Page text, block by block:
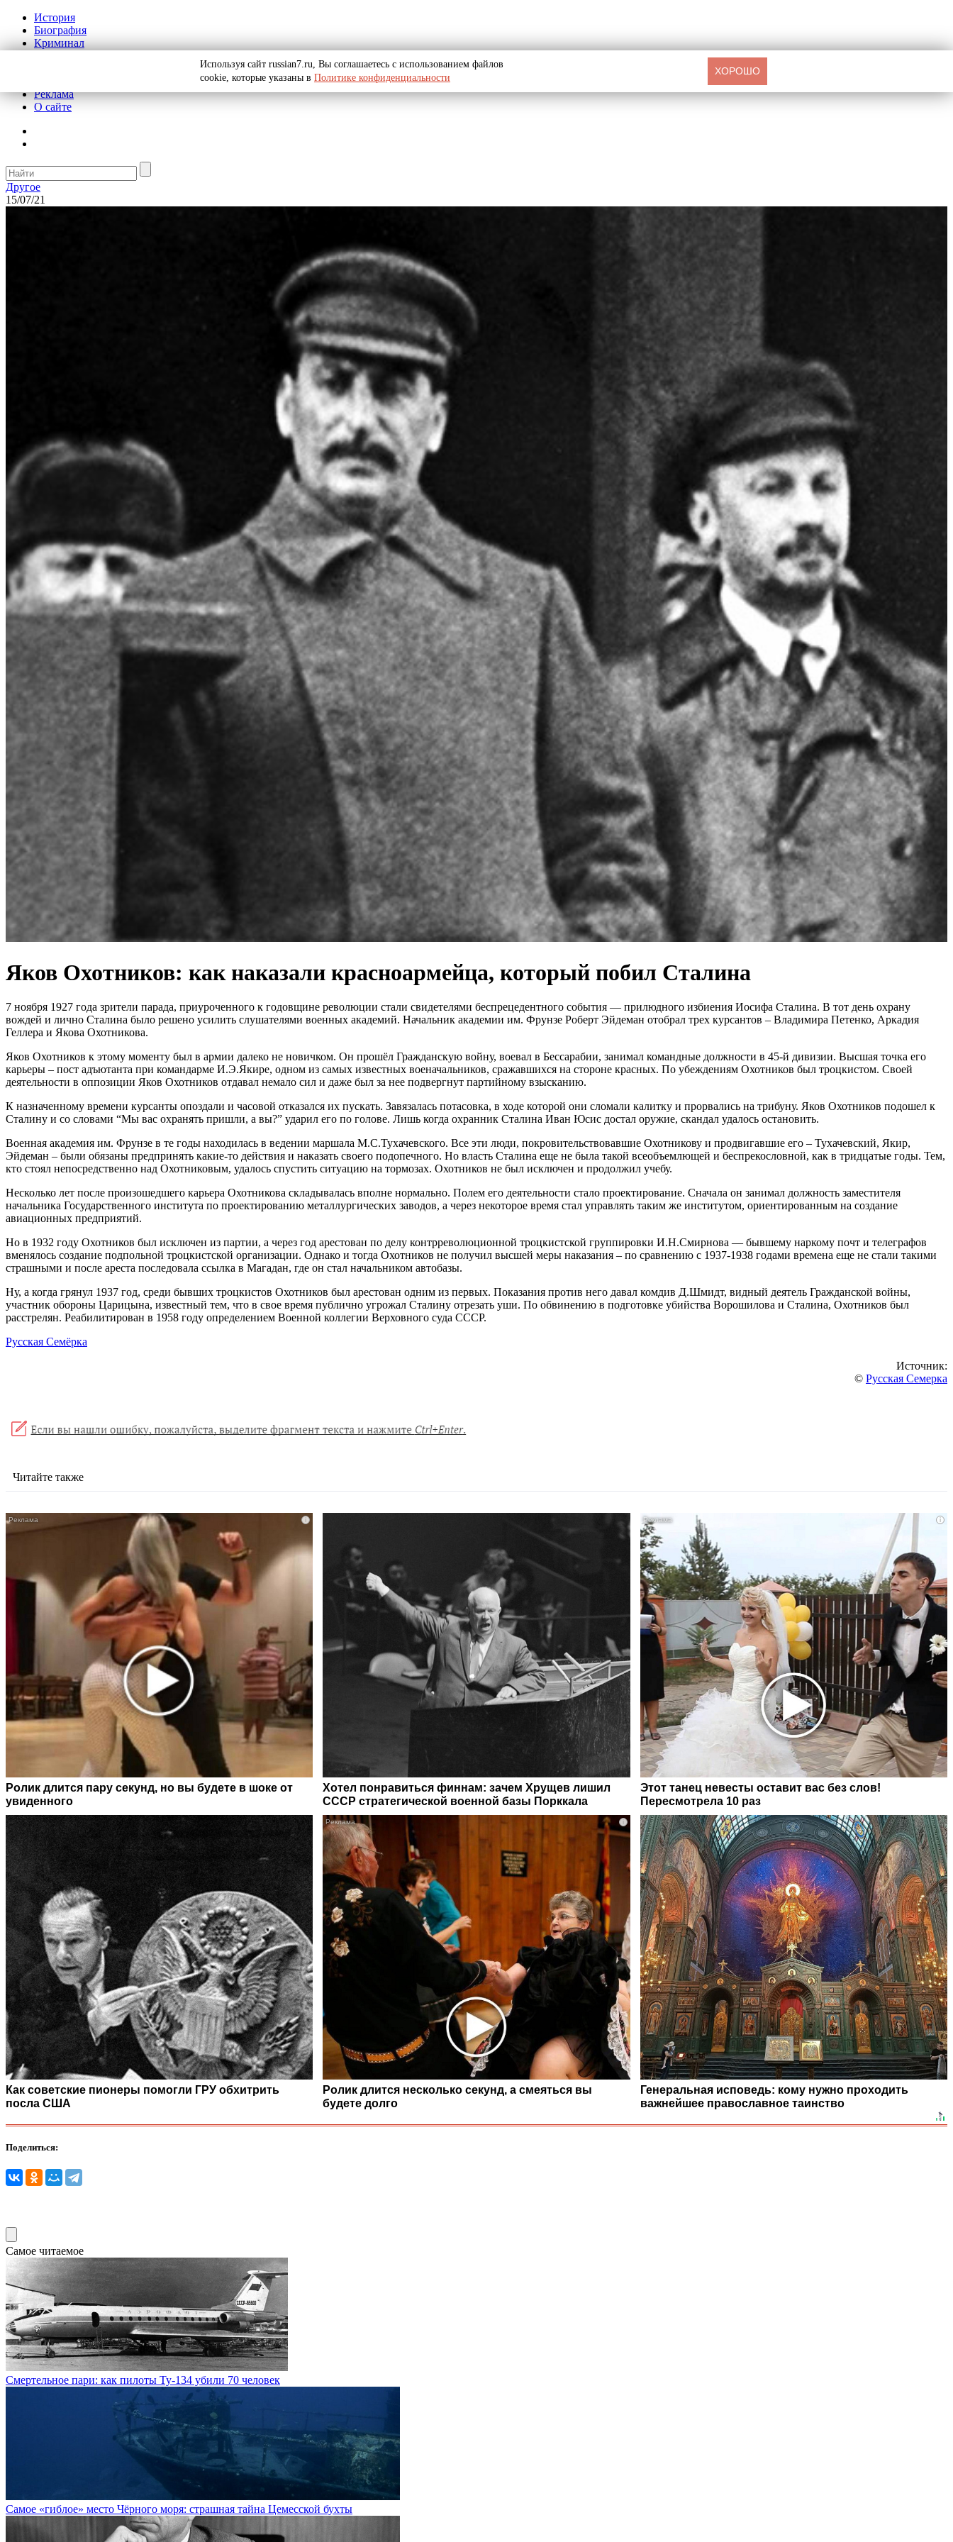
История
Биография
Криминал
Реклама
О сайте
Другое
15/07/21
Яков Охотников: как наказали красноармейца, который побил Сталина
7 ноября 1927 года зрители парада, приуроченного к годовщине революции стали свидетелями беспрецедентного события — прилюдного избиения Иосифа Сталина. В тот день охрану
вождей и лично Сталина было решено усилить слушателями военных академий. Начальник академии им. Фрунзе Роберт Эйдеман отобрал трех курсантов – Владимира Петенко, Аркадия
Геллера и Якова Охотникова.
Яков Охотников к этому моменту был в армии далеко не новичком. Он прошёл Гражданскую войну, воевал в Бессарабии, занимал командные должности в 45-й дивизии. Высшая точка его
карьеры – пост адъютанта при командарме И.Э.Якире, одном из самых известных военачальников, сражавшихся на стороне красных. По убеждениям Охотников был троцкистом. Своей
деятельности в оппозиции Яков Охотников отдавал немало сил и даже был за нее подвергнут партийному взысканию.
К назначенному времени курсанты опоздали и часовой отказался их пускать. Завязалась потасовка, в ходе которой они сломали калитку и прорвались на трибуну. Яков Охотников подошел к
Сталину и со словами “Мы вас охранять пришли, а вы?” ударил его по голове. Лишь когда охранник Сталина Иван Юсис достал оружие, скандал удалось остановить.
Военная академия им. Фрунзе в те годы находилась в ведении маршала М.С.Тухачевского. Все эти люди, покровительствовавшие Охотникову и продвигавшие его – Тухачевский, Якир,
Эйдеман – были обязаны предпринять какие-то действия и наказать своего подопечного. Но власть Сталина еще не была такой всеобъемлющей и беспрекословной, как в тридцатые годы. Тем,
кто стоял непосредственно над Охотниковым, удалось спустить ситуацию на тормозах. Охотников не был исключен и продолжил учебу.
Несколько лет после произошедшего карьера Охотникова складывалась вполне нормально. Полем его деятельности стало проектирование. Сначала он занимал должность заместителя
начальника Государственного института по проектированию металлургических заводов, а через некоторое время стал управлять таким же институтом, ориентированным на создание
авиационных предприятий.
Но в 1932 году Охотников был исключен из партии, а через год арестован по делу контрреволюционной троцкистской группировки И.Н.Смирнова — бывшему наркому почт и телеграфов
вменялось создание подпольной троцкистской организации. Однако и тогда Охотников не получил высшей меры наказания – по сравнению с 1937-1938 годами времена еще не стали такими
страшными и после ареста последовала ссылка в Магадан, где он стал начальником автобазы.
Ну, а когда грянул 1937 год, среди бывших троцкистов Охотников был арестован одним из первых. Показания против него давал комдив Д.Шмидт, видный деятель Гражданской войны,
участник обороны Царицына, известный тем, что в свое время публично угрожал Сталину отрезать уши. По обвинению в подготовке убийства Ворошилова и Сталина, Охотников был
расстрелян. Реабилитирован в 1958 году определением Военной коллегии Верховного суда СССР.
Русская Семёрка
Источник:
© Русская Семерка
Читайте также
i
Ролик длится пару секунд, но вы будете в шоке от
увиденного
Хотел понравиться финнам: зачем Хрущев лишил
СССР стратегической военной базы Порккала
i
Этот танец невесты оставит вас без слов!
Пересмотрела 10 раз
Как советские пионеры помогли ГРУ обхитрить
посла США
i
Ролик длится несколько секунд, а смеяться вы
будете долго
Генеральная исповедь: кому нужно проходить
важнейшее православное таинство
Поделиться:
Самое читаемое
Смертельное пари: как пилоты Ту-134 убили 70 человек
Самое «гиблое» место Чёрного моря: страшная тайна Цемесской бухты
Используя сайт russian7.ru, Вы соглашаетесь с использованием файлов
cookie, которые указаны в Политике конфиденциальности
ХОРОШО